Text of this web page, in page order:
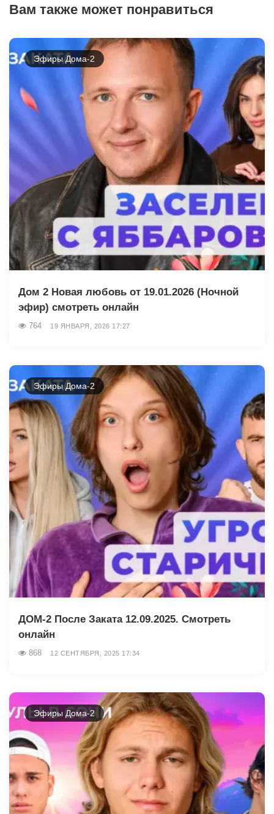
Вам также может понравиться
Эфиры Дома-2
Дом 2 Новая любовь от 19.01.2026 (Ночной
эфир) смотреть онлайн
764 19 ЯНВАРЯ, 2026 17:27
Эфиры Дома-2
ДОМ-2 После Заката 12.09.2025. Смотреть
онлайн
868 12 СЕНТЯБРЯ, 2025 17:34
Эфиры Дома-2